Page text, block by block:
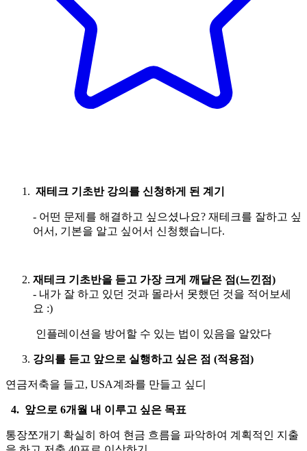
재테크 기초반 강의를 신청하게 된 계기
- 어떤 문제를 해결하고 싶으셨나요? 재테크를 잘하고 싶
어서, 기본을 알고 싶어서 신청했습니다.
재테크 기초반을 듣고 가장 크게 깨달은 점(느낀점)
- 내가 잘 하고 있던 것과 몰라서 못했던 것을 적어보세
요 :)
인플레이션을 방어할 수 있는 법이 있음을 알았다
강의를 듣고 앞으로 실행하고 싶은 점 (적용점)
연금저축을 들고, USA계좌를 만들고 싶디
4. 앞으로 6개월 내 이루고 싶은 목표
통장쪼개기 확실히 하여 현금 흐름을 파악하여 계획적인 지출